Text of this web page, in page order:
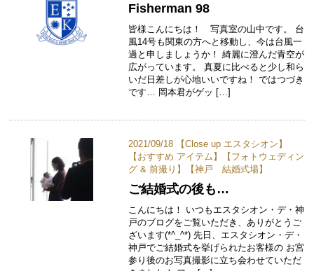
Fisherman 98
皆様こんにちは！ 写真室の山中です。 台
風14号も関東の方へと移動し、今は台風一
過と申しましょうか！ 綺麗に澄んだ青空が
広がっています。 真夏に比べると少し和ら
いだ日差しが心地いいですね！ ではつづき
です… 岡本君がゲッ […]
2021/09/18 【Close up エスタシオン 】
【 おすすめ アイテム 】【 フォトウェディン
グ & 前撮り 】【神戸 結婚式場】
ご結婚式の後も…
こんにちは！ いつもエスタシオン・デ・神
戸のブログをご覧いただき、ありがとうご
ざいます(*^_^*) 先日、エスタシオン・デ・
神戸でご結婚式を挙げられたお客様の お宮
参り後のお写真撮影に立ち会わせていただ